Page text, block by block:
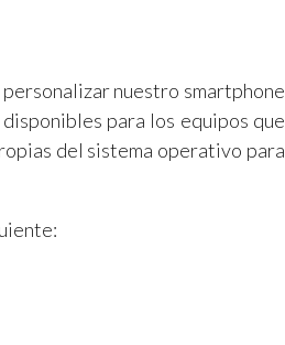
nuestro smartphone
para los equipos que
del sistema operativo para